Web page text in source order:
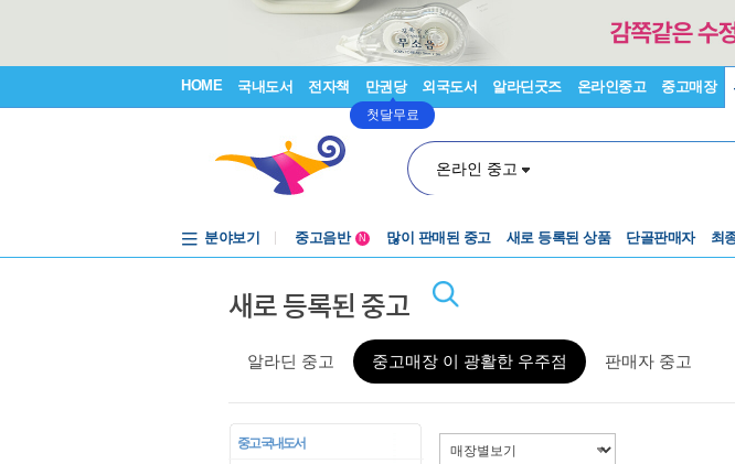
HOME 국내도서 전자책 만권당
첫달무료
외국도서 알라딘굿즈 온라인중고 중고매장
온라인 중고
분야보기
1천원부터
N 많이 판매된 중고 새로 등록된 상품 단골판매자 최
새로 등록된 중고
알라딘 중고 중고매장 이 광활한 우주점 판매자 중고
중고 국내도서